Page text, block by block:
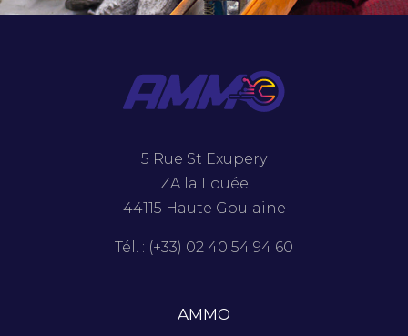
5 Rue St Exupery
ZA la Louée
44115 Haute Goulaine
Tél. : (+33) 02 40 54 94 60
AMMO